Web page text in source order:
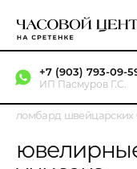
+7 (903) 793-09-
ИП Пасмуров Г.С.
ломбард швейцарских